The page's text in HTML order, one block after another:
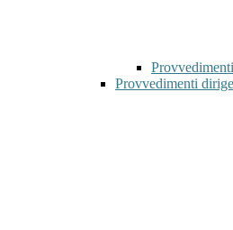
Provvedimenti